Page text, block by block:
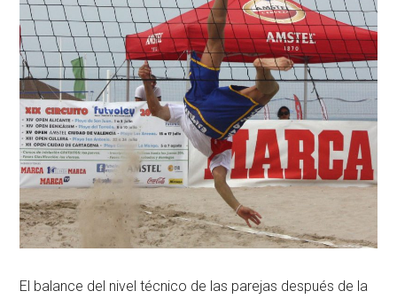
El balance del nivel técnico de las parejas después de la